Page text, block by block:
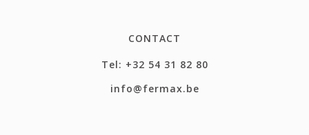
CONTACT
Tel: +32 54 31 82 80
info@fermax.be